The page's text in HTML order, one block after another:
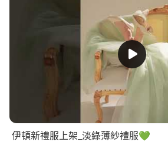
伊頓新禮服上架_淡綠薄紗禮服💚